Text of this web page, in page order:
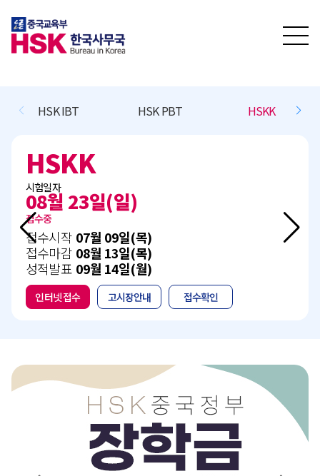
IBT BCT L/
일자
월 23일(일)
시작 07월 09일(목)
마감 08월 13일(목)
발표 09월 14일(월)
인터넷 접수 고시장안내 접수확인
접